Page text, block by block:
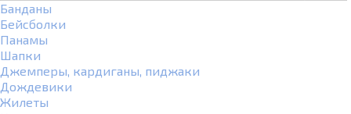
Банданы
Бейсболки
Панамы
Шапки
Джемперы, кардиганы, пиджаки
Дождевики
Жилеты